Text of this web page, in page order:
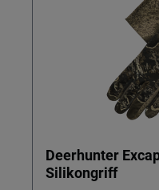
Deerhunter
Silikongriff